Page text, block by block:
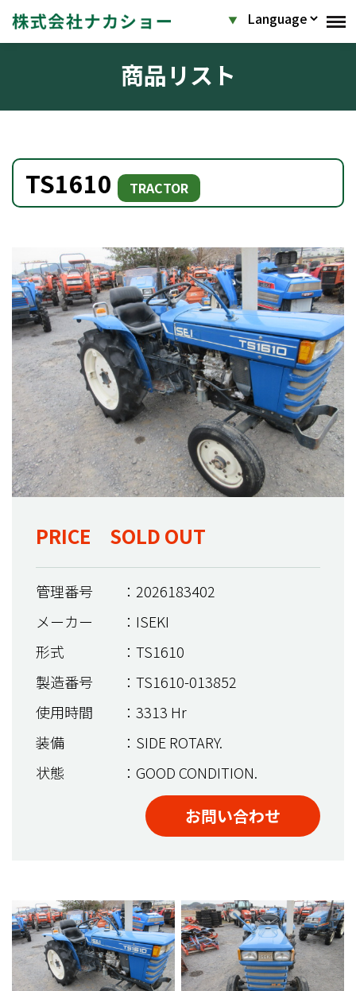
商品リスト
TS1610 TRACTOR
PRICE SOLD OUT
管理番号
：2026183402
メーカー
：ISEKI
形式
：TS1610
製造番号
：TS1610-013852
使用時間
：3313 Hr
装備
：SIDE ROTARY.
状態
：GOOD CONDITION.
お問い合わせ